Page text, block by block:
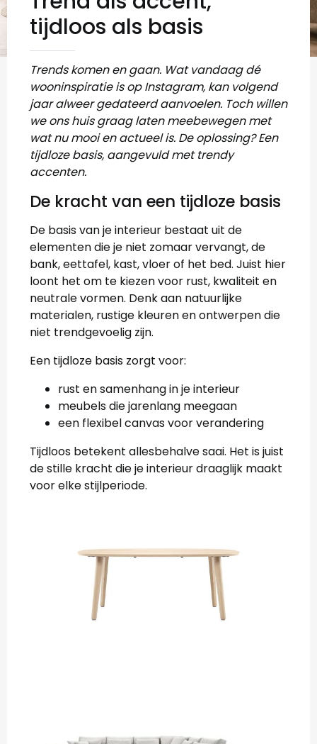
tijdloos als basis
Trends komen en gaan. Wat vandaag dé
wooninspiratie is op Instagram, kan volgend
jaar alweer gedateerd aanvoelen. Toch willen
we ons huis graag laten meebewegen met
wat nu mooi en actueel is. De oplossing? Een
tijdloze basis, aangevuld met trendy
accenten.
De kracht van een tijdloze basis
De basis van je interieur bestaat uit de
elementen die je niet zomaar vervangt, de
bank, eettafel, kast, vloer of het bed. Juist hier
loont het om te kiezen voor rust, kwaliteit en
neutrale vormen. Denk aan natuurlijke
materialen, rustige kleuren en ontwerpen die
niet trendgevoelig zijn.
Een tijdloze basis zorgt voor:
rust en samenhang in je interieur
meubels die jarenlang meegaan
een flexibel canvas voor verandering
Tijdloos betekent allesbehalve saai. Het is juist
de stille kracht die je interieur draaglijk maakt
voor elke stijlperiode.